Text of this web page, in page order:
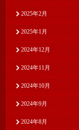
2025年2月
2025年1月
2024年12月
2024年11月
2024年10月
2024年9月
2024年8月